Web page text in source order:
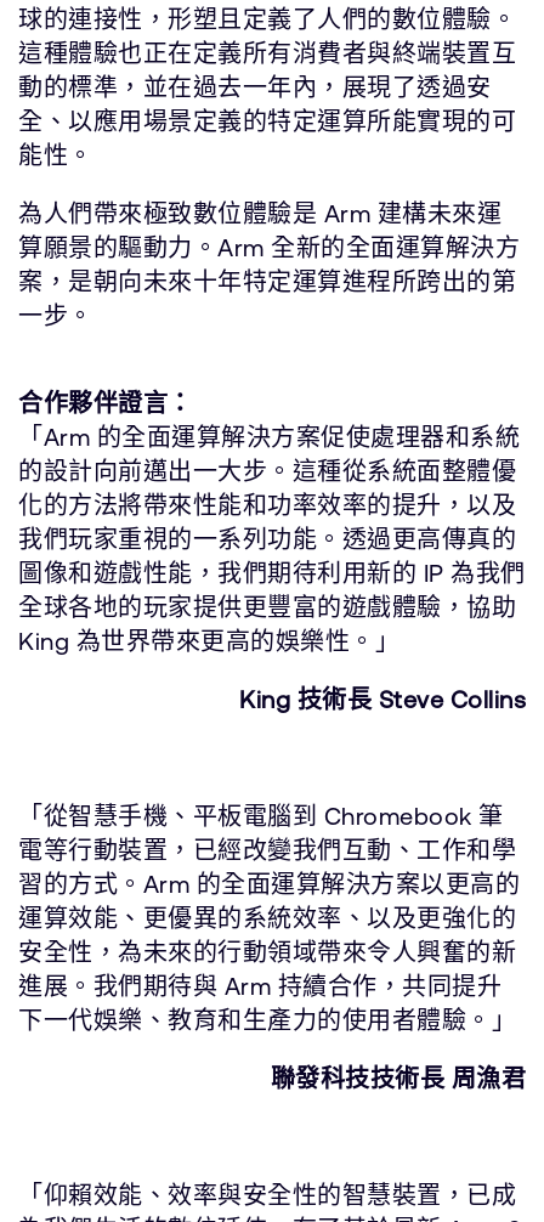
球的連接性，形塑且定義了人們的數位體驗。
這種體驗也正在定義所有消費者與終端裝置互
動的標準，並在過去一年內，展現了透過安
全、以應用場景定義的特定運算所能實現的可
能性。
為人們帶來極致數位體驗是 Arm 建構未來運
算願景的驅動力。Arm 全新的全面運算解決方
案，是朝向未來十年特定運算進程所跨出的第
一步。
合作夥伴證言：
「Arm 的全面運算解決方案促使處理器和系統
的設計向前邁出一大步。這種從系統面整體優
化的方法將帶來性能和功率效率的提升，以及
我們玩家重視的一系列功能。透過更高傳真的
圖像和遊戲性能，我們期待利用新的 IP 為我們
全球各地的玩家提供更豐富的遊戲體驗，協助
King 為世界帶來更高的娛樂性。」
King 技術長 Steve Collins
「從智慧手機、平板電腦到 Chromebook 筆
電等行動裝置，已經改變我們互動、工作和學
習的方式。Arm 的全面運算解決方案以更高的
運算效能、更優異的系統效率、以及更強化的
安全性，為未來的行動領域帶來令人興奮的新
進展。我們期待與 Arm 持續合作，共同提升
下一代娛樂、教育和生產力的使用者體驗。」
聯發科技技術長 周漁君
「仰賴效能、效率與安全性的智慧裝置，已成